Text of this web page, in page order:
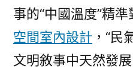
事的“中國溫度”精準
空間室內設計 ，“民
文明敘事中天然發